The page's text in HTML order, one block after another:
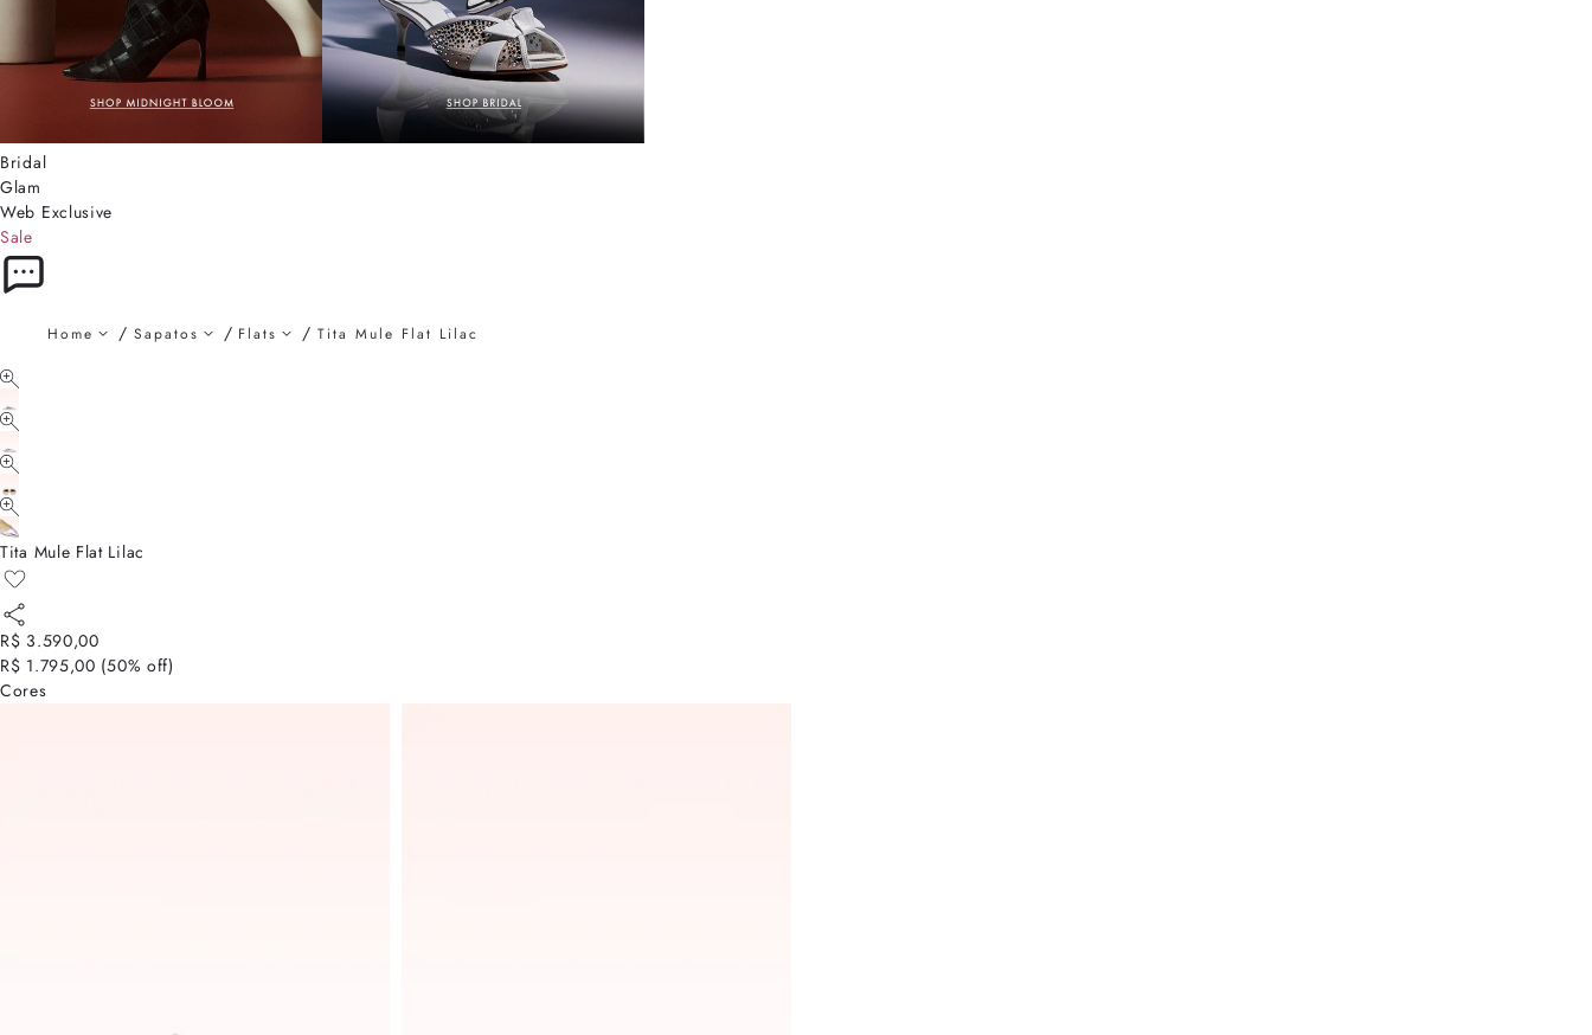
Bridal
Glam
Web Exclusive
Sale
Home Sapatos Flats Tita Mule Flat Lilac
Tita Mule Flat Lilac
R$ 3.590,00
R$ 1.795,00 (50% off)
Cores